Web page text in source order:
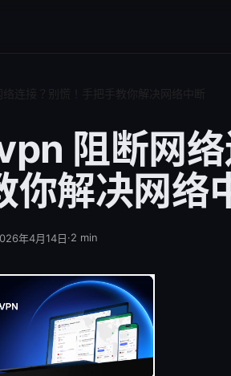
阻断网
你解决网络
年4月14日·2 min